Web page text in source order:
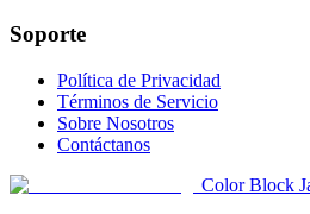
Soporte
Política de Privacidad
Términos de Servicio
Sobre Nosotros
Contáctanos
Color Block